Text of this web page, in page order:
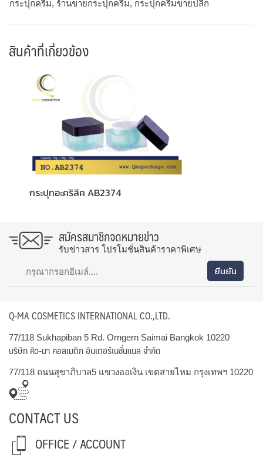
กระปุกครีม, ร้านขายกระปุกครีม, กระปุกครีมขายปลีก
สินค้าที่เกี่ยวข้อง
กระปุกอะคริลิค AB2374
สมัครสมาชิกจดหมายข่าว
รับข่าวสาร โปรโมชั่นสินค้าราคาพิเศษ
Q-MA COSMETICS INTERNATIONAL CO.,LTD.
77/118 Sukhapiban 5 Rd. Orngern Saimai Bangkok 10220
บริษัท คิว-มา คอสเมติก อินเตอร์เนชั่นแนล จำกัด
77/118 ถนนสุขาภิบาล5 แขวงออเงิน เขตสายไหม กรุงเทพฯ 10220
CONTACT US
OFFICE / ACCOUNT